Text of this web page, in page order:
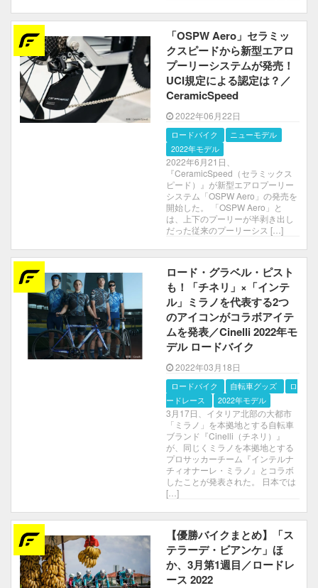
「OSPW Aero」セラミッ
クスピードから新型エアロ
プーリーシステムが発売！
UCI規定による認定は？／
CeramicSpeed
2022年06月22日
ロードバイク
ニューモデル
2022年モデル
2022年6月21日、
『CeramicSpeed（セラミックス
ピード）』が新型エアロプーリー
システム「OSPW Aero」の発売を
開始した。 「OSPW Aero」と
は、上下のプーリーが半剥き出し
だった従来のプーリーシス […]
ロード・グラベル・ピスト
も！「チネリ」×「インテ
ル」ミラノを代表する2つ
のアイコンがコラボアイテ
ムを発表／Cinelli 2022年モ
デル ロードバイク
2022年03月18日
ロードバイク 自転車グッズ
ロード
レース
2022年モデル
3月17日、イタリア北部の大都市
「ミラノ」を本拠地とする自転車
ブランド『Cinelli（チネリ）』
が、同じくミラノを本拠地とする
プロサッカーチーム『インテルナ
チィオナーレ・ミラノ』とコラボ
したことが発表された。 日本では
[…]
【優勝バイクまとめ】「ス
テラーデ・ビアンケ」ほ
か、3月第1週目／ロードレ
ース 2022